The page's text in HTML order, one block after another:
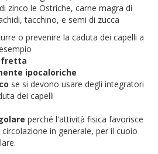
zinco le Ostriche, carne magra di
tacchino, e semi di zucca
o prevenire la caduta dei capelli a
fretta
ipocaloriche
se si devono usare degli integratori
dei capelli
perché l'attività fisica favorisce
in generale, per il cuoio